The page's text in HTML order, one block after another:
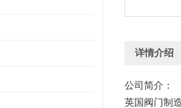
详情介绍
公司简介：
英国阀门制